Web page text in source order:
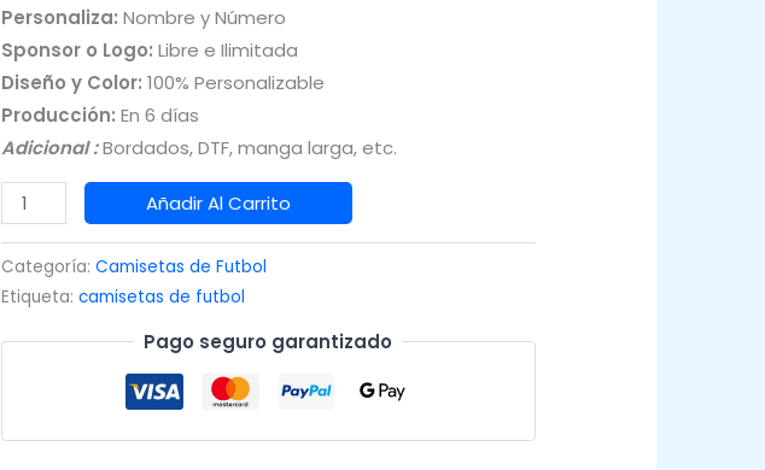
Personaliza: Nombre y Número
Sponsor o Logo: Libre e Ilimitada
Diseño y Color: 100% Personalizable
Producción: En 6 días
Adicional :Bordados, DTF, manga larga, etc.
Camisetas
de
Fútbol
Masculinas
Añadir Al Carrito
Categoría: Camisetas de Futbol
Etiqueta: camisetas de futbol
Pago seguro garantizado